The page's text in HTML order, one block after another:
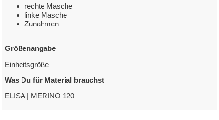
rechte Masche
linke Masche
Zunahmen
Größenangabe
Einheitsgröße
Was Du für Material brauchst
ELISA | MERINO 120